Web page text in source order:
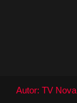
Autor: TV Nova